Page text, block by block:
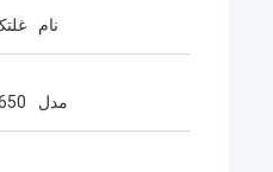
نام
مدل